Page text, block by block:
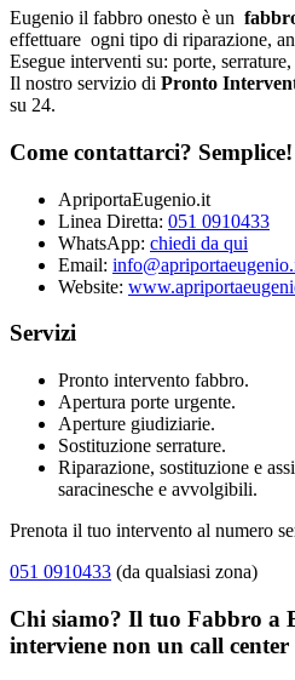
Eugenio il fabbro onesto è un
effettuare ogni tipo di riparazione,
Esegue interventi su: porte,
Il nostro servizio di Pronto
su 24.
Come contattarci? Semplice!
ApriportaEugenio.it
Linea Diretta: 051 0910433
WhatsApp: chiedi da qui
Email:
Website:
Servizi
Pronto intervento fabbro.
Apertura porte urgente.
Aperture giudiziarie.
Sostituzione serrature.
Riparazione, sostituzione e
saracinesche e avvolgibili.
Prenota il tuo intervento al numero
051 0910433 (da qualsiasi zona)
Chi siamo? Il tuo Fabbro a
interviene non un call center